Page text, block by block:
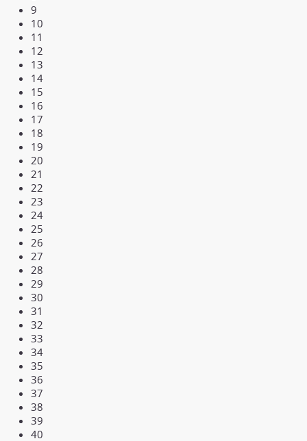
9
10
11
12
13
14
15
16
17
18
19
20
21
22
23
24
25
26
27
28
29
30
31
32
33
34
35
36
37
38
39
40